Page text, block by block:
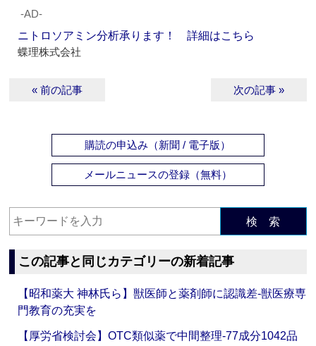
‐AD‐
ニトロソアミン分析承ります！ 詳細はこちら
蝶理株式会社
« 前の記事 次の記事 »
購読の申込み（新聞 / 電子版）
メールニュースの登録（無料）
検 索
この記事と同じカテゴリーの新着記事
【昭和薬大 神林氏ら】獣医師と薬剤師に認識差‐獣医療専
門教育の充実を
【厚労省検討会】OTC類似薬で中間整理‐77成分1042品